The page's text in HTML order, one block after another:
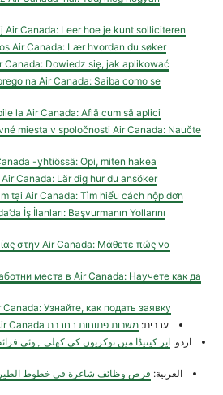
Air Canada: Leer hoe je kunt solliciteren
Air Canada: Lær hvordan du søker
Canada: Dowiedz się, jak aplikować
na Air Canada: Saiba como se
la Air Canada: Află cum să aplici
miesta v spoločnosti Air Canada: Naučte
-yhtiössä: Opi, miten hakea
Canada: Lär dig hur du ansöker
tại Air Canada: Tìm hiểu cách nộp đơn
İş İlanları: Başvurmanın Yollarını
στην Air Canada: Μάθετε πώς να
места в Air Canada: Научете как да
Узнайте, как подать заявку
עברית: משרות פתוחות בחברת Air Canada: למדו איך להגיש מועמדות
اردو: ایر کینیڈا میں نوکریوں کی کھلی ہوئی
العربية: فرص وظائف شاغرة في خطوط